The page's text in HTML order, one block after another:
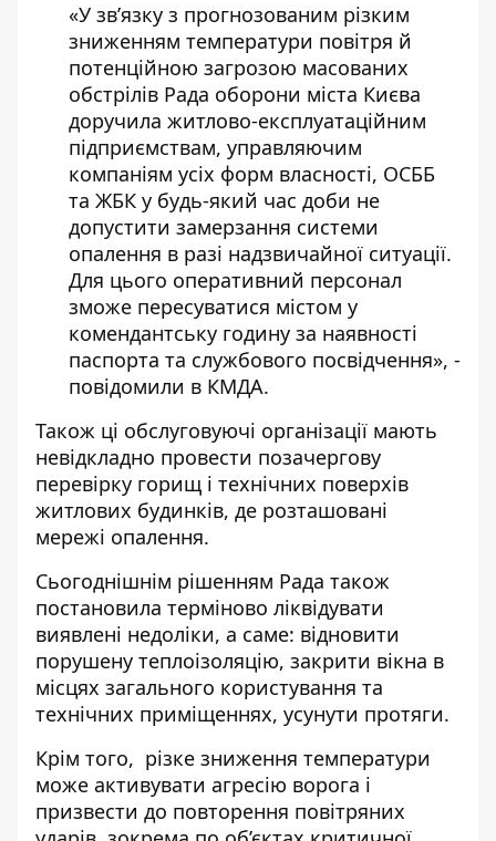
«У зв’язку з прогнозованим різким
зниженням температури повітря й
потенційною загрозою масованих
обстрілів Рада оборони міста Києва
доручила житлово-експлуатаційним
підприємствам, управляючим
компаніям усіх форм власності, ОСББ
та ЖБК у будь-який час доби не
допустити замерзання системи
опалення в разі надзвичайної ситуації.
Для цього оперативний персонал
зможе пересуватися містом у
комендантську годину за наявності
паспорта та службового посвідчення», -
повідомили в КМДА.
Також ці обслуговуючі організації мають
невідкладно провести позачергову
перевірку горищ і технічних поверхів
житлових будинків, де розташовані
мережі опалення.
Сьогоднішнім рішенням Рада також
постановила терміново ліквідувати
виявлені недоліки, а саме: відновити
порушену теплоізоляцію, закрити вікна в
місцях загального користування та
технічних приміщеннях, усунути протяги.
Крім того, різке зниження температури
може активувати агресію ворога і
призвести до повторення повітряних